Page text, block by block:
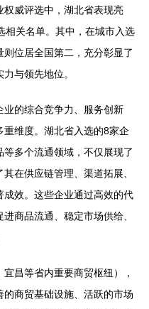
威评选中，湖北省表现亮
相关名单。其中，在城市入选
位居全国第二，充分彰显了
与领先地位。
业的综合竞争力、服务创新
维度。湖北省入选的8家企
多个流通领域，不仅展现了
在供应链管理、渠道拓展、
效。这些企业通过高效的代
商品流通、稳定市场供给、
昌等省内重要商贸枢纽），
商贸基础设施、活跃的市场